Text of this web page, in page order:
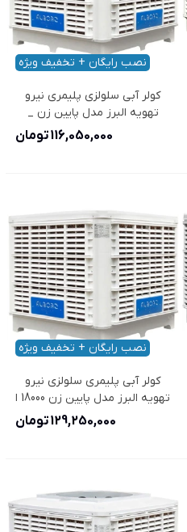
نصب رایگان + تخفیف ویژه
کولر آبی سلولزی پلیمری نیرو
تهویه البرز مدل پایین زن _
15000D
116,050,000 تومان
نصب رایگان + تخفیف ویژه
کولر آبی پلیمری سلولزی نیرو
تهویه البرز مدل پایین زن 18000 ا
NTAC9/180D
129,250,000 تومان